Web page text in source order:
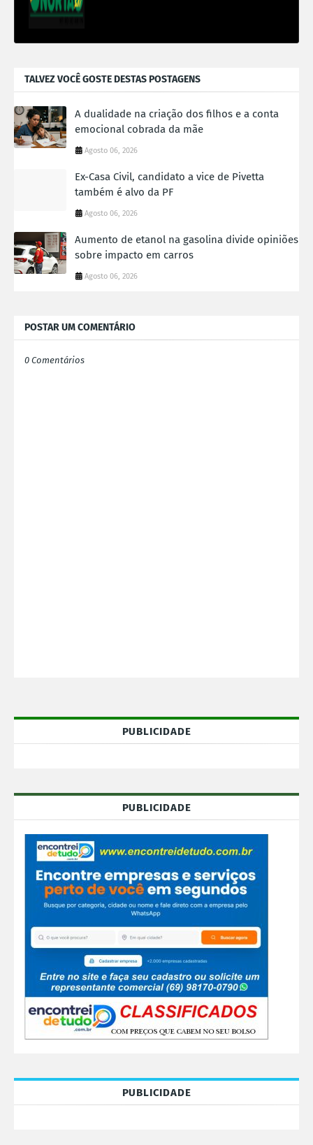
TALVEZ VOCÊ GOSTE DESTAS POSTAGENS
A dualidade na criação dos filhos e a conta
emocional cobrada da mãe
Agosto 06, 2026
Ex-Casa Civil, candidato a vice de Pivetta
também é alvo da PF
Agosto 06, 2026
Aumento de etanol na gasolina divide opiniões
sobre impacto em carros
Agosto 06, 2026
POSTAR UM COMENTÁRIO
0 Comentários
PUBLICIDADE
PUBLICIDADE
PUBLICIDADE